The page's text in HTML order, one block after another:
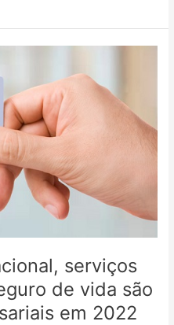
serviços
de vida são
em 2022